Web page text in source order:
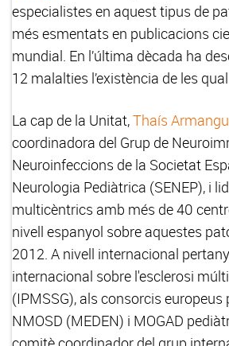
especialistes en aquest tipus de
més esmentats en publicacions
mundial. En l’última dècada ha
12 malalties l’existència de les
La cap de la Unitat,Thaís
coordinadora del Grup de
Neuroinfeccions de la Societat
Neurologia Pediàtrica (SENEP), i
multicèntrics amb més de 40
nivell espanyol sobre aquestes
2012. A nivell internacional
internacional sobre l'esclerosi
(IPMSSG), als consorcis europeus
NMOSD (MEDEN) i MOGAD